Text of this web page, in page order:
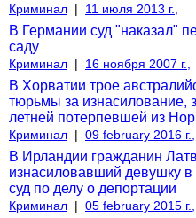
Криминал | 11 июля 2013 г.,
В Германии суд "наказал"
саду
Криминал | 16 ноября 2007 г.,
В Хорватии трое
тюрьмы за изнасилование,
летней потерпевшей из
Криминал | 09 february 2016 г.,
В Ирландии гражданин
изнасиловавший девушку
суд по делу о депортации
Криминал | 05 february 2015 г.,